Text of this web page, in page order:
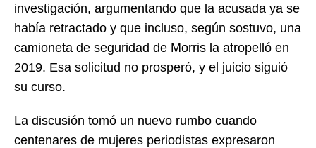
investigación, argumentando que la acusada ya se
había retractado y que incluso, según sostuvo, una
camioneta de seguridad de Morris la atropelló en
2019. Esa solicitud no prosperó, y el juicio siguió
su curso.
La discusión tomó un nuevo rumbo cuando
centenares de mujeres periodistas expresaron